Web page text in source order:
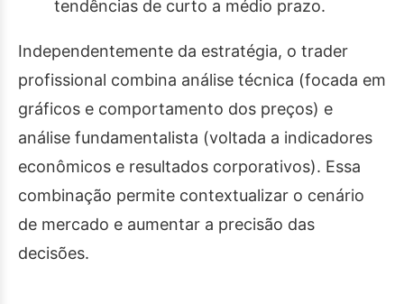
tendências de curto a médio prazo.
Independentemente da estratégia, o trader
profissional combina análise técnica (focada em
gráficos e comportamento dos preços) e
análise fundamentalista (voltada a indicadores
econômicos e resultados corporativos). Essa
combinação permite contextualizar o cenário
de mercado e aumentar a precisão das
decisões.